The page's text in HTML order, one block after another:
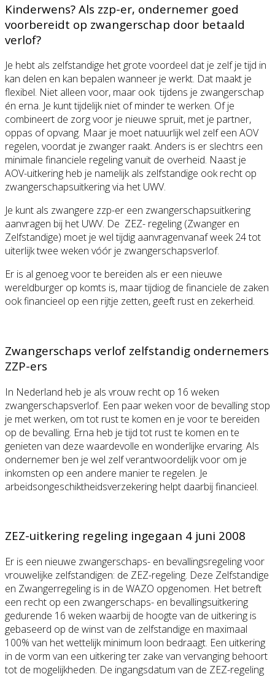
Kinderwens? Als zzp-er, ondernemer goed
voorbereidt op zwangerschap door betaald
verlof?
Je hebt als zelfstandige het grote voordeel dat je zelf je tijd in
kan delen en kan bepalen wanneer je werkt. Dat maakt je
flexibel. Niet alleen voor, maar ook tijdens je zwangerschap
én erna. Je kunt tijdelijk niet of minder te werken. Of je
combineert de zorg voor je nieuwe spruit, met je partner,
oppas of opvang. Maar je moet natuurlijk wel zelf een AOV
regelen, voordat je zwanger raakt. Anders is er slechtrs een
minimale financiele regeling vanuit de overheid. Naast je
AOV-uitkering heb je namelijk als zelfstandige ook recht op
zwangerschapsuitkering via het UWV.
Je kunt als zwangere zzp-er een zwangerschapsuitkering
aanvragen bij het UWV. De ZEZ- regeling (Zwanger en
Zelfstandige) moet je wel tijdig aanvragenvanaf week 24 tot
uiterlijk twee weken vóór je zwangerschapsverlof.
Er is al genoeg voor te bereiden als er een nieuwe
wereldburger op komts is, maar tijdiog de financiele de zaken
ook financieel op een rijtje zetten, geeft rust en zekerheid.
Zwangerschaps verlof zelfstandig ondernemers
ZZP-ers
In Nederland heb je als vrouw recht op 16 weken
zwangerschapsverlof. Een paar weken voor de bevalling stop
je met werken, om tot rust te komen en je voor te bereiden
op de bevalling. Erna heb je tijd tot rust te komen en te
genieten van deze waardevolle en wonderlijke ervaring. Als
ondernemer ben je wel zelf verantwoordelijk voor om je
inkomsten op een andere manier te regelen. Je
arbeidsongeschiktheidsverzekering helpt daarbij financieel.
ZEZ-uitkering regeling ingegaan 4 juni 2008
Er is een nieuwe zwangerschaps- en bevallingsregeling voor
vrouwelijke zelfstandigen: de ZEZ-regeling. Deze Zelfstandige
en Zwangerregeling is in de WAZO opgenomen. Het betreft
een recht op een zwangerschaps- en bevallingsuitkering
gedurende 16 weken waarbij de hoogte van de uitkering is
gebaseerd op de winst van de zelfstandige en maximaal
100% van het wettelijk minimum loon bedraagt. Een uitkering
in de vorm van een uitkering ter zake van vervanging behoort
tot de mogelijkheden. De ingangsdatum van de ZEZ-regeling